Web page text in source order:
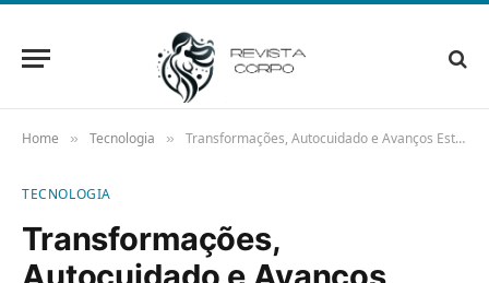
Home » Tecnologia » Transformações, Autocuidado e Avanços Estéticos na Vida de Elba Ramalho
TECNOLOGIA
Transformações,